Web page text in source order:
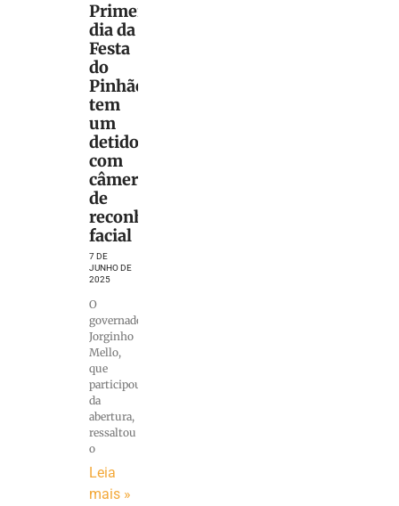
Primeiro
dia da
Festa
do
Pinhão
tem
um
detido
com
câmeras
de
reconhecimento
facial
7 DE
JUNHO DE
2025
O
governador
Jorginho
Mello,
que
participou
da
abertura,
ressaltou
o
Leia
mais »